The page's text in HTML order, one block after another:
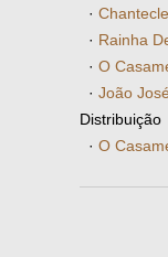
·
· Rainha
· O
· João José
Distribuição
· O